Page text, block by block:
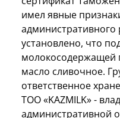
имел явные
административного
установлено, что
молокосодержащей
масло сливочное.
ответственное
ТОО «KAZMILK» -
административной